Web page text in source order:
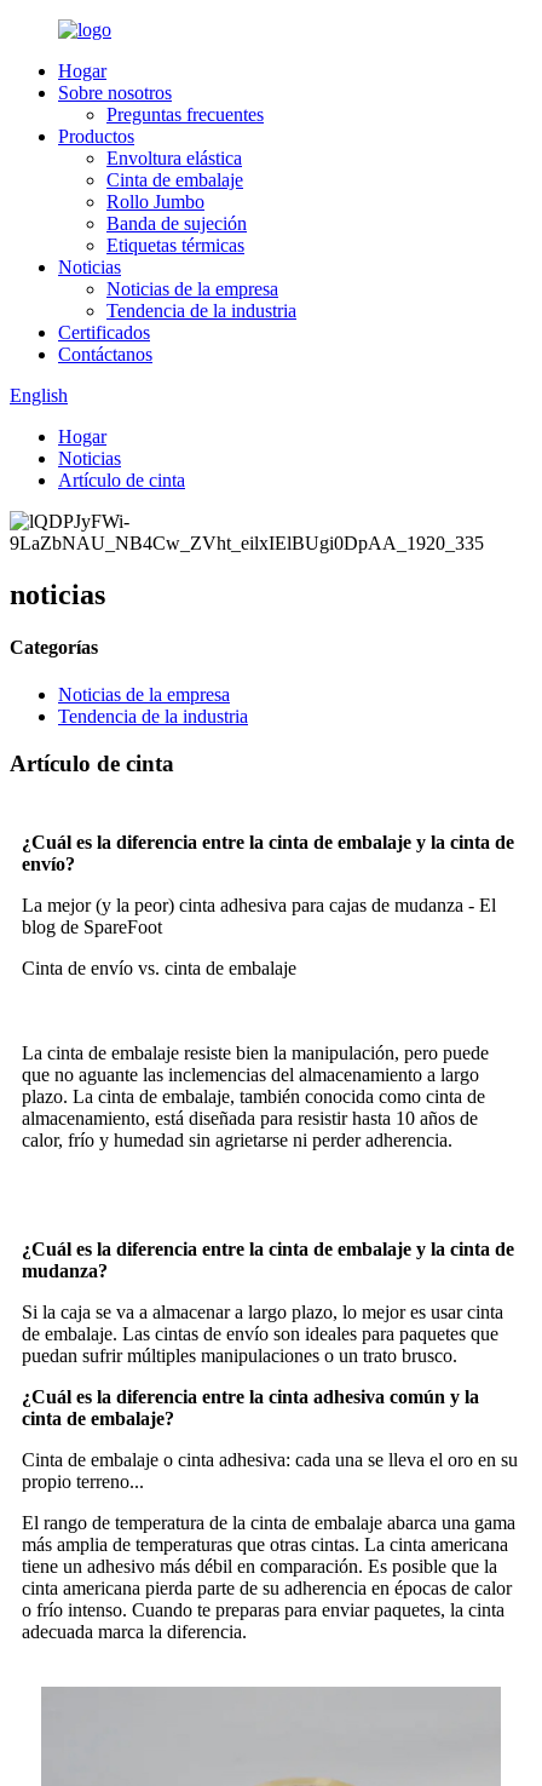
Hogar
Sobre nosotros
Preguntas frecuentes
Productos
Envoltura elástica
Cinta de embalaje
Rollo Jumbo
Banda de sujeción
Etiquetas térmicas
Noticias
Noticias de la empresa
Tendencia de la industria
Certificados
Contáctanos
English
Hogar
Noticias
Artículo de cinta
noticias
Categorías
Noticias de la empresa
Tendencia de la industria
Artículo de cinta
¿Cuál es la diferencia entre la cinta de embalaje y la cinta de
envío?
La mejor (y la peor) cinta adhesiva para cajas de mudanza - El
blog de SpareFoot
Cinta de envío vs. cinta de embalaje
La cinta de embalaje resiste bien la manipulación, pero puede
que no aguante las inclemencias del almacenamiento a largo
plazo. La cinta de embalaje, también conocida como cinta de
almacenamiento, está diseñada para resistir hasta 10 años de
calor, frío y humedad sin agrietarse ni perder adherencia.
¿Cuál es la diferencia entre la cinta de embalaje y la cinta de
mudanza?
Si la caja se va a almacenar a largo plazo, lo mejor es usar cinta
de embalaje. Las cintas de envío son ideales para paquetes que
puedan sufrir múltiples manipulaciones o un trato brusco.
¿Cuál es la diferencia entre la cinta adhesiva común y la
cinta de embalaje?
Cinta de embalaje o cinta adhesiva: cada una se lleva el oro en su
propio terreno...
El rango de temperatura de la cinta de embalaje abarca una gama
más amplia de temperaturas que otras cintas. La cinta americana
tiene un adhesivo más débil en comparación. Es posible que la
cinta americana pierda parte de su adherencia en épocas de calor
o frío intenso. Cuando te preparas para enviar paquetes, la cinta
adecuada marca la diferencia.